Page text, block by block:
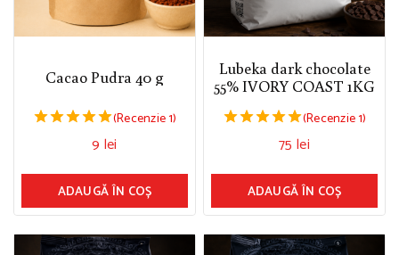
Cacao Pudra 40 g
(Recenzie 1)
9 lei
ADAUGĂ ÎN COȘ
Lubeka dark chocolate
55% IVORY COAST 1KG
(Recenzie 1)
75 lei
ADAUGĂ ÎN COȘ